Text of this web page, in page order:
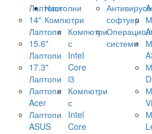
Лаптопи
14"
Лаптопи
15.6"
Лаптопи
17.3"
Лаптопи
Лаптопи
Acer
Лаптопи
ASUS
Настолни
Компютри
Компютри
с
Intel
Core
i3
Компютри
с
Intel
Core
софтуер
системи